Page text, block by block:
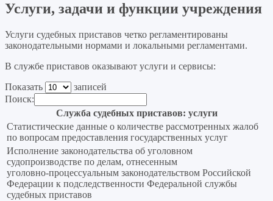
Услуги, задачи и функции учреждения
Услуги судебных приставов четко регламентированы
законодательными нормами и локальными регламентами.
В службе приставов оказывают услуги и сервисы:
Показать
записей
Поиск:
Служба судебных приставов: услуги
Статистические данные о количестве рассмотренных жалоб
по вопросам предоставления государственных услуг
Исполнение законодательства об уголовном
судопроизводстве по делам, отнесенным
уголовно‑процессуальным законодательством Российской
Федерации к подследственности Федеральной службы
судебных приставов